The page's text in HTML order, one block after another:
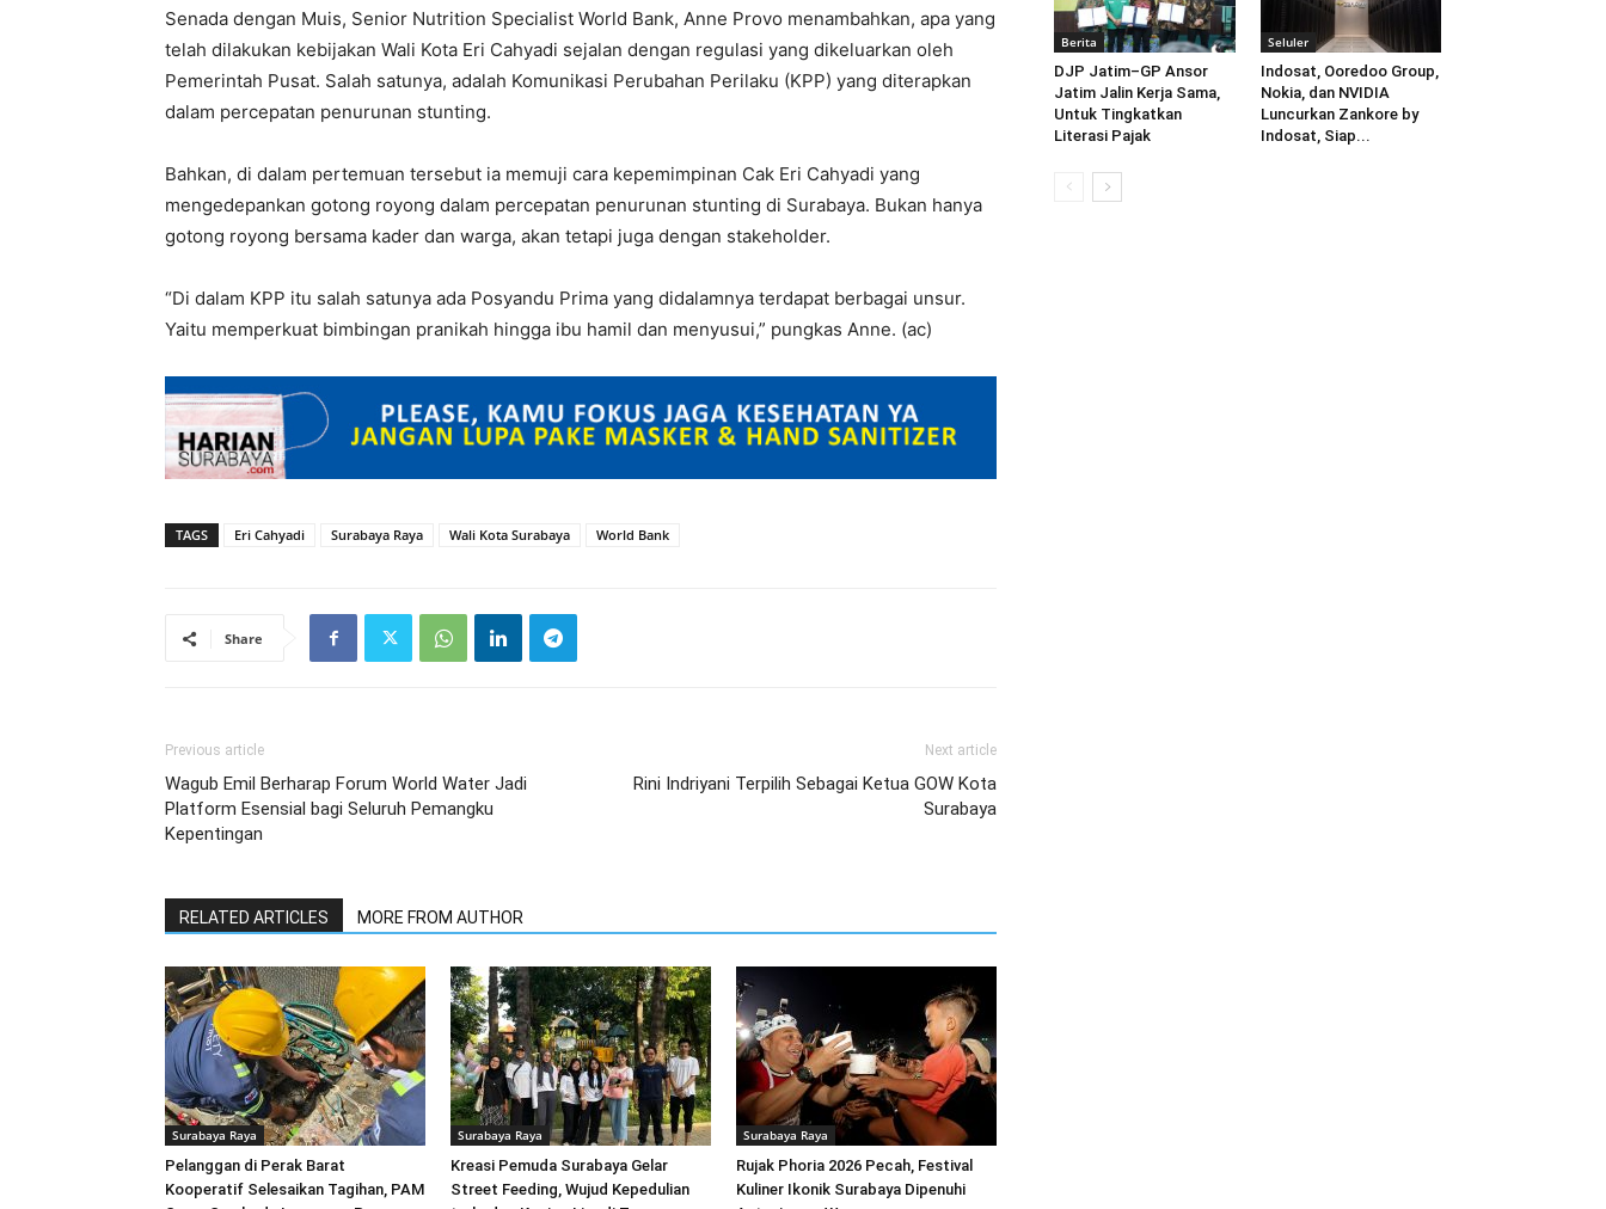
Senada dengan Muis, Senior Nutrition Specialist World Bank, Anne Provo menambahkan, apa yang
telah dilakukan kebijakan Wali Kota Eri Cahyadi sejalan dengan regulasi yang dikeluarkan oleh
Pemerintah Pusat. Salah satunya, adalah Komunikasi Perubahan Perilaku (KPP) yang diterapkan
dalam percepatan penurunan stunting.
Bahkan, di dalam pertemuan tersebut ia memuji cara kepemimpinan Cak Eri Cahyadi yang
mengedepankan gotong royong dalam percepatan penurunan stunting di Surabaya. Bukan hanya
gotong royong bersama kader dan warga, akan tetapi juga dengan stakeholder.
“Di dalam KPP itu salah satunya ada Posyandu Prima yang didalamnya terdapat berbagai unsur.
Yaitu memperkuat bimbingan pranikah hingga ibu hamil dan menyusui,” pungkas Anne. (ac)
TAGS Eri Cahyadi Surabaya Raya Wali Kota Surabaya World Bank
Share
Previous article
Wagub Emil Berharap Forum World Water Jadi
Platform Esensial bagi Seluruh Pemangku
Kepentingan
Next article
Rini Indriyani Terpilih Sebagai Ketua GOW Kota
Surabaya
RELATED ARTICLES MORE FROM AUTHOR
Surabaya Raya
Pelanggan di Perak Barat
Kooperatif Selesaikan Tagihan, PAM
Surabaya Raya
Kreasi Pemuda Surabaya Gelar
Street Feeding, Wujud Kepedulian
Surabaya Raya
Rujak Phoria 2026 Pecah, Festival
Kuliner Ikonik Surabaya Dipenuhi
Berita
DJP Jatim–GP Ansor
Jatim Jalin Kerja Sama,
Untuk Tingkatkan
Literasi Pajak
Seluler
Indosat, Ooredoo Group,
Nokia, dan NVIDIA
Luncurkan Zankore by
Indosat, Siap...